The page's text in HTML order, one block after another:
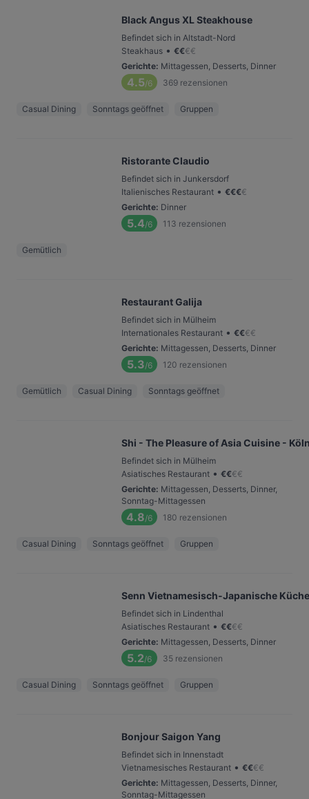
Black Angus XL Steakhouse
Befindet sich in Altstadt-Nord
Steakhaus • €€€€
Gerichte: Mittagessen, Desserts, Dinner
4.5/6 369 rezensionen
Casual Dining Sonntags geöffnet Gruppen
Ristorante Claudio
Befindet sich in Junkersdorf
Italienisches Restaurant • €€€€
Gerichte: Dinner
5.4/6 113 rezensionen
Gemütlich
Restaurant Galija
Befindet sich in Mülheim
Internationales Restaurant • €€€€
Gerichte: Mittagessen, Desserts, Dinner
5.3/6 120 rezensionen
Gemütlich Casual Dining Sonntags geöffnet
Shi - The Pleasure of Asia Cuisine -
Befindet sich in Mülheim
Asiatisches Restaurant • €€€€
Gerichte: Mittagessen, Desserts, Dinner,
Sonntag-Mittagessen
4.8/6 180 rezensionen
Casual Dining Sonntags geöffnet Gruppen
Senn Vietnamesisch-Japanische Küche
Befindet sich in Lindenthal
Asiatisches Restaurant • €€€€
Gerichte: Mittagessen, Desserts, Dinner
5.2/6 35 rezensionen
Casual Dining Sonntags geöffnet Gruppen
Bonjour Saigon Yang
Befindet sich in Innenstadt
Vietnamesisches Restaurant • €€€€
Gerichte: Mittagessen, Desserts, Dinner,
Sonntag-Mittagessen